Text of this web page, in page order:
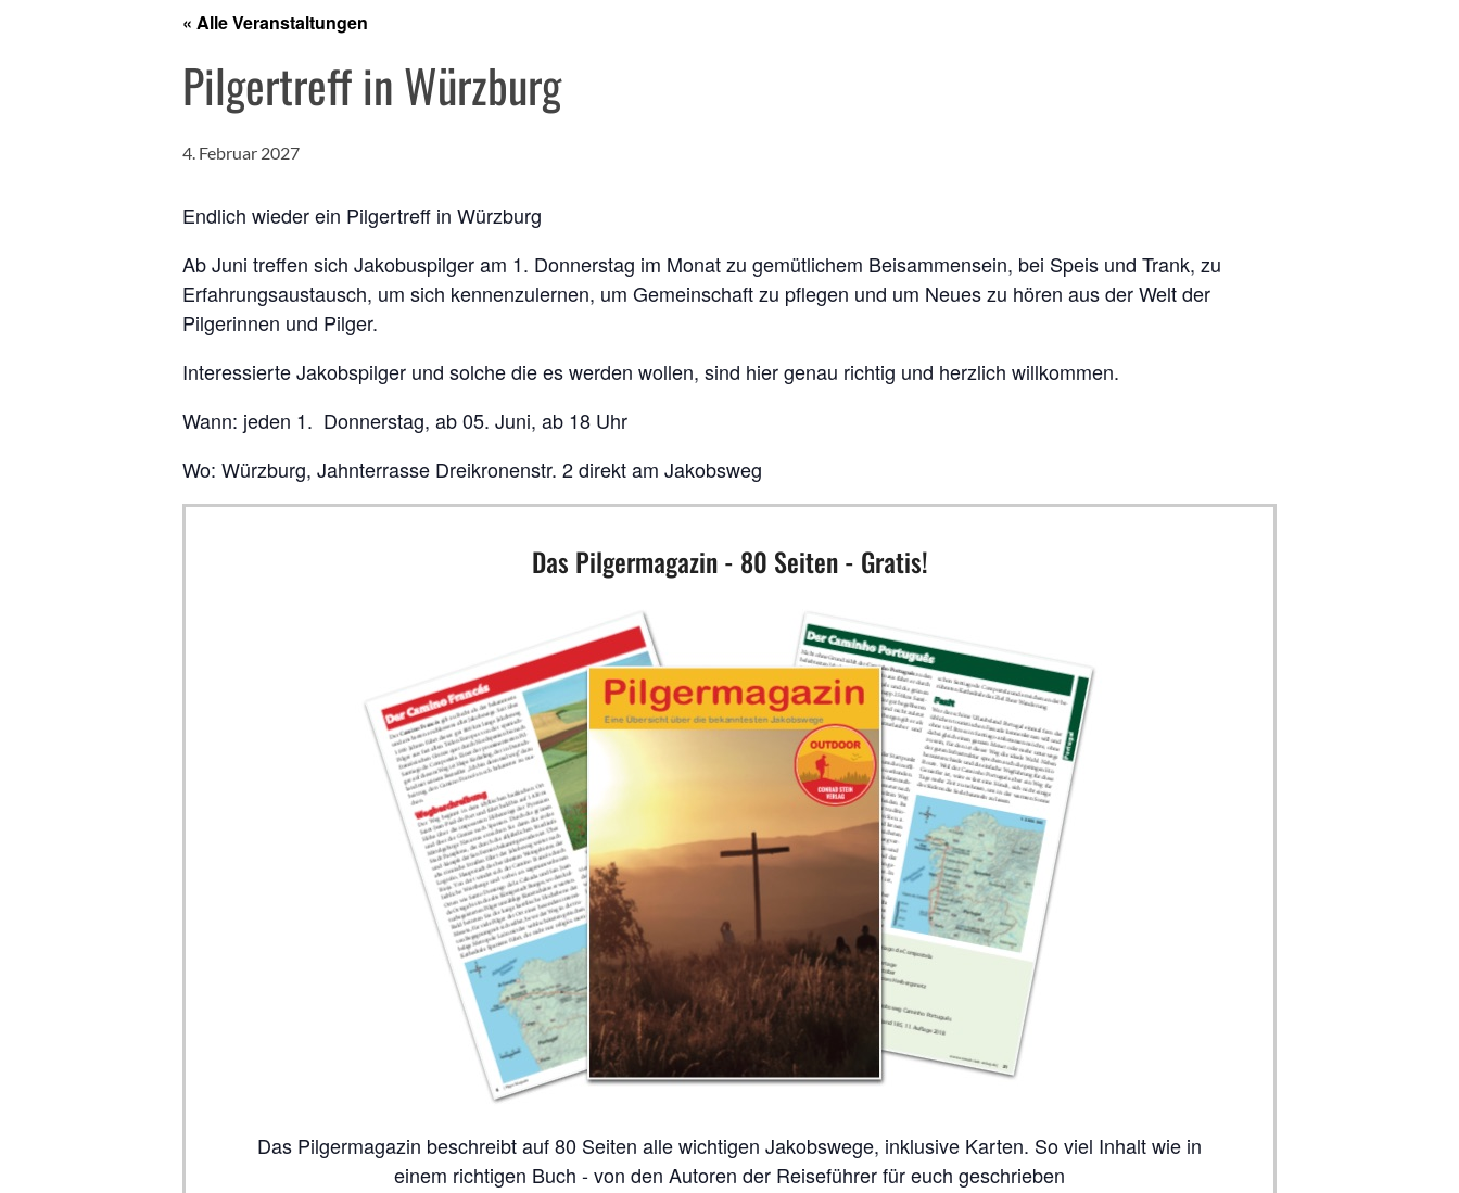
« Alle Veranstaltungen
Pilgertreff in Würzburg
4. Februar 2027
Endlich wieder ein Pilgertreff in Würzburg
Ab Juni treffen sich Jakobuspilger am 1. Donnerstag im Monat zu gemütlichem Beisammensein, bei Speis und Trank, zu
Erfahrungsaustausch, um sich kennenzulernen, um Gemeinschaft zu pflegen und um Neues zu hören aus der Welt der
Pilgerinnen und Pilger.
Interessierte Jakobspilger und solche die es werden wollen, sind hier genau richtig und herzlich willkommen.
Wann: jeden 1. Donnerstag, ab 05. Juni, ab 18 Uhr
Wo: Würzburg, Jahnterrasse Dreikronenstr. 2 direkt am Jakobsweg
Das Pilgermagazin - 80 Seiten - Gratis!
Das Pilgermagazin beschreibt auf 80 Seiten alle wichtigen Jakobswege, inklusive Karten. So viel Inhalt wie in
einem richtigen Buch - von den Autoren der Reiseführer für euch geschrieben